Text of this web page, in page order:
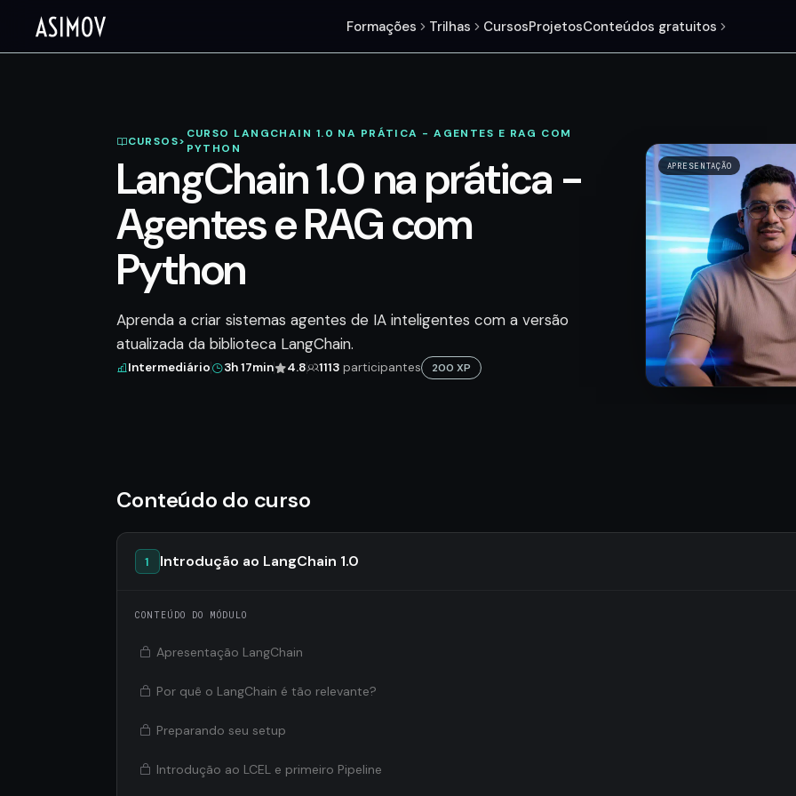
Formações Trilhas CursosProjetosConteúdos gratuitos
CURSOS>
CURSO LANGCHAIN 1.0 NA PRÁTICA - AGENTES E RAG COM
PYTHON
LangChain 1.0 na prática -
Agentes e RAG com
Python
Aprenda a criar sistemas agentes de IA inteligentes com a versão
atualizada da biblioteca LangChain.
Intermediário 3h 17min 4.8 1113participantes 200 XP
APRESENTAÇÃO
Conteúdo do curso
1 Introdução ao LangChain 1.0
CONTEÚDO DO MÓDULO
Apresentação LangChain
Por quê o LangChain é tão relevante?
Preparando seu setup
Introdução ao LCEL e primeiro Pipeline